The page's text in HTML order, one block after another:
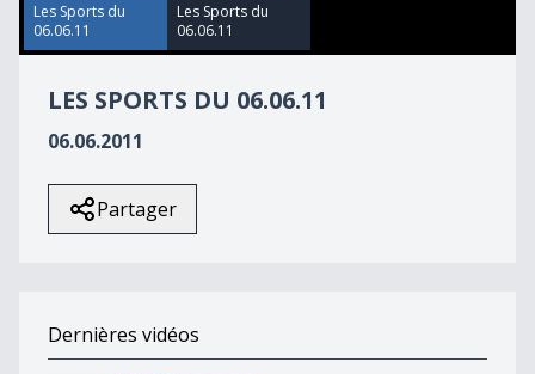
35
seconds
Les Sports du
06.06.11
Les Sports du
06.06.11
LES SPORTS DU 06.06.11
06.06.2011
Partager
Dernières vidéos